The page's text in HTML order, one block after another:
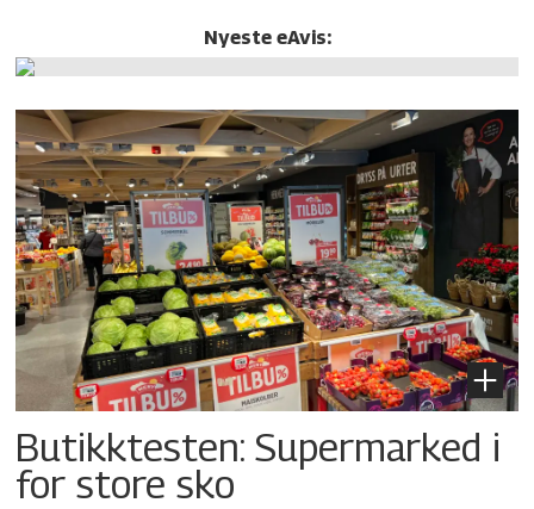
Nyeste eAvis:
Butikktesten: Supermarked i
for store sko